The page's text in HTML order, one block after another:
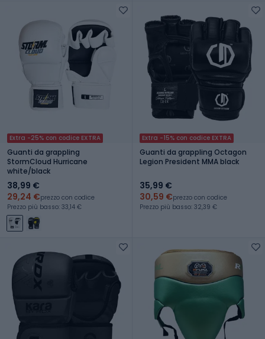
Extra -25% con codice EXTRA
Guanti da grappling
StormCloud Hurricane
white/black
38,99 €
29,24 €prezzo con codice
Prezzo più basso: 33,14 €
Extra -15% con codice EXTRA
Guanti da grappling Octagon
Legion President MMA black
35,99 €
30,59 €prezzo con codice
Prezzo più basso: 32,39 €